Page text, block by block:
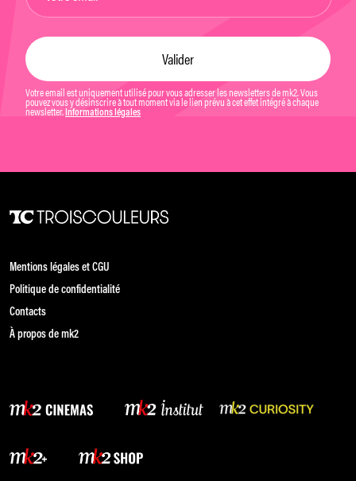
Votre email est uniquement utilisé pour vous adresser les newsletters de mk2. Vous
pouvez vous y désinscrire à tout moment via le lien prévu à cet effet intégré à chaque
newsletter. Informations légales
Mentions légales et CGU
Politique de confidentialité
Contacts
À propos de mk2